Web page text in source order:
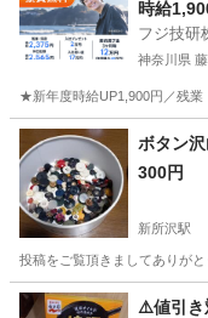
時給
フジ技研
神奈川県
★新年度時給UP1,900円／残
神奈川 藤沢市 その他
ボタン
300円
新所沢駅
投稿をご覧頂きましてありが
埼玉 所沢市 新所沢駅
⚠️値引き